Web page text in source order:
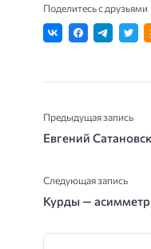
Поделитесь с друзьями
Предыдущая запись
Евгений
Следующая запись
Курды —